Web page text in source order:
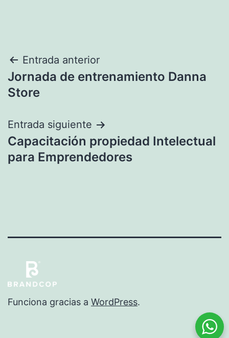
Entrada anterior
Jornada de entrenamiento Danna
Store
Entrada siguiente
Capacitación​ ​propiedad​ ​Intelectual​ ​
para Emprendedores
Funciona gracias a WordPress.